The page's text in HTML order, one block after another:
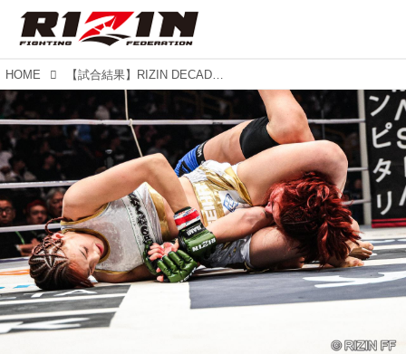
HOME 【試合結果】RIZIN DECADE「Yogibo presents RIZIN.49」第11試合／伊澤星花 vs. ルシア・アプデルガリム